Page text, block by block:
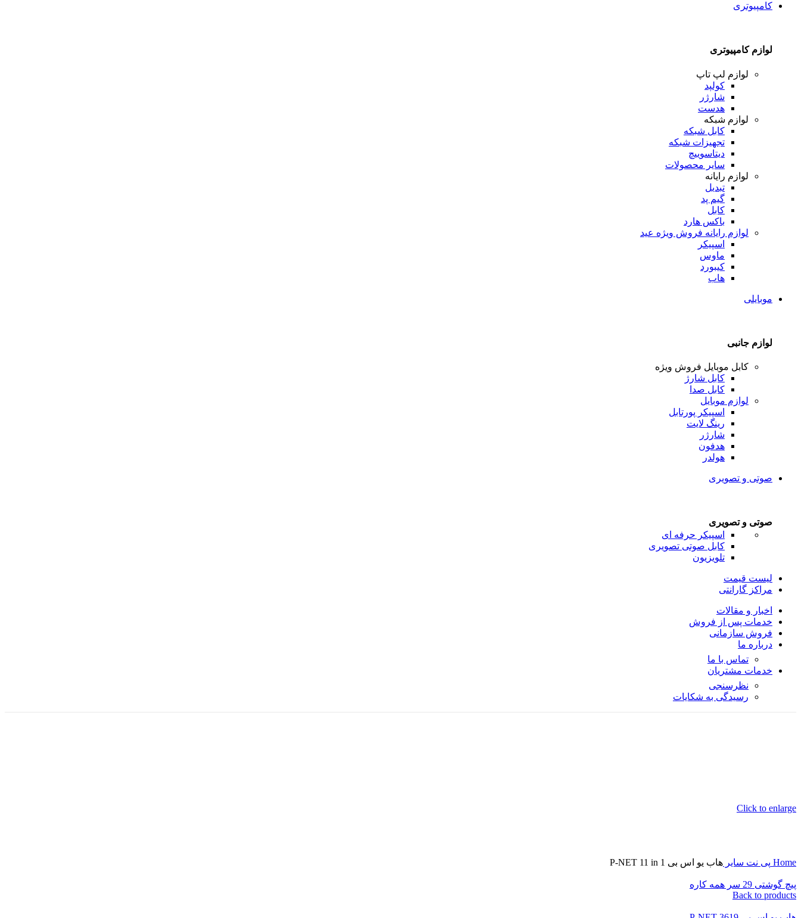
کامپیوتری
لوازم کامپیوتری
لوازم لپ تاپ
کولپد
شارژر
هدست
لوازم شبکه
کابل شبکه
تجهیزات شبکه
دیتاسوییچ
سایر محصولات
لوازم رایانه
تبدیل
گیم پد
کابل
باکس هارد
لوازم رایانه فروش ویژه عید
اسپیکر
ماوس
کیبورد
هاب
موبایلی
لوازم جانبی
کابل موبایل فروش ویژه
کابل شارژ
کابل صدا
لوازم موبایل
اسپیکر پورتابل
رینگ لایت
شارژر
هدفون
هولدر
صوتی و تصویری
صوتی و تصویری
اسپیکر حرفه ای
کابل صوتی تصویری
تلویزیون
لیست قیمت
مراکز گارانتی
اخبار و مقالات
خدمات پس از فروش
فروش سازمانی
درباره ما
تماس با ما
خدمات مشتریان
نظرسنجی
رسیدگی به شکایات
Click to enlarge
Home پی نت سایر هاب یو اس بی P-NET 11 in 1
پیچ گوشتی 29 سر همه کاره
Back to products